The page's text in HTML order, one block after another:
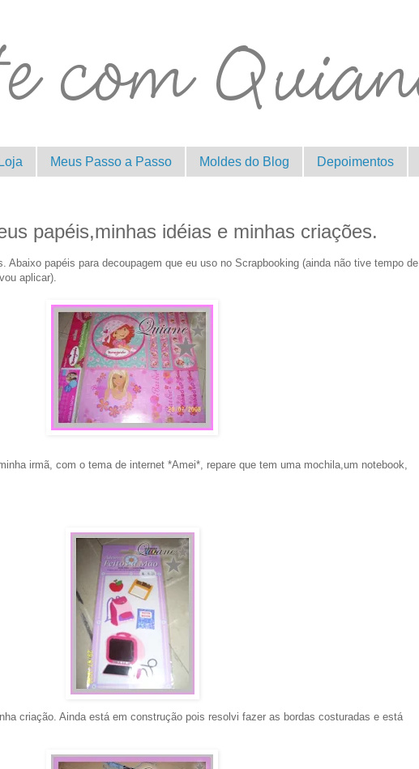
Meus Passo a Passo Moldes do Blog Depoimentos
papéis,minhas idéias e minhas criações.
Abaixo papéis para decoupagem que eu uso no Scrapbooking (ainda não tive tempo de
aplicar).
irmã, com o tema de internet *Amei*, repare que tem uma mochila,um notebook,
criação. Ainda está em construção pois resolvi fazer as bordas costuradas e está